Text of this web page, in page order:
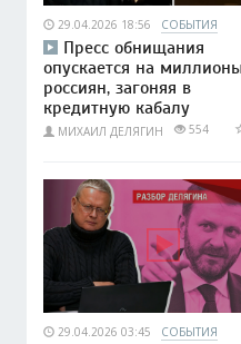
29.04.2026 18:56 СОБЫТИЯ
Пресс обнищания
опускается на
россиян, загоняя в
кредитную кабалу
МИХАИЛ ДЕЛЯГИН 554
29.04.2026 03:45 СОБЫТИЯ